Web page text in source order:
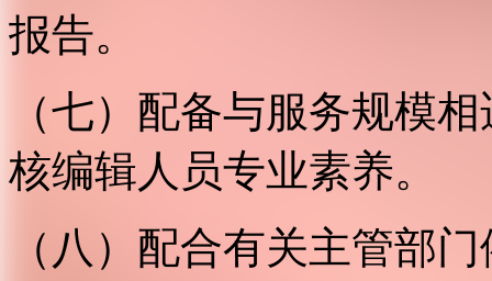
报告。
（七）配备与服务规模
核编辑人员专业素养。
（八）配合有关主管部